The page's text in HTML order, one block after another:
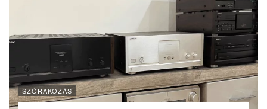
SZÓRAKOZÁS